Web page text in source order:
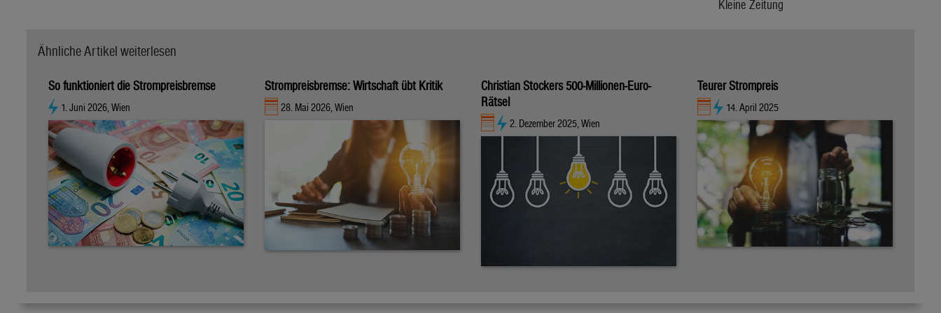
Kleine Zeitung
Ähnliche Artikel weiterlesen
So funktioniert die Strompreisbremse
1. Juni 2026, Wien
Strompreisbremse: Wirtschaft übt Kritik
28. Mai 2026, Wien
Christian Stockers 500-Millionen-Euro-
Rätsel
2. Dezember 2025, Wien
Teurer Strompreis
14. April 2025